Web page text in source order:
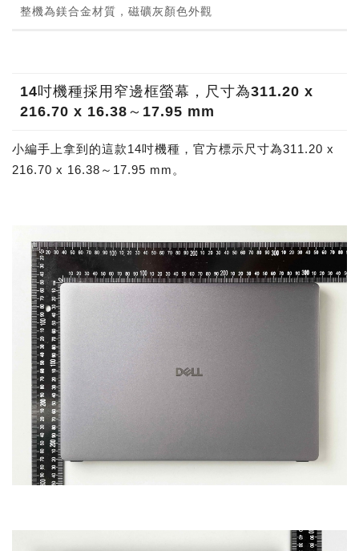
整機為鎂合金材質，磁礦灰顏色外觀
14吋機種採用窄邊框螢幕，尺寸為311.20 x
216.70 x 16.38～17.95 mm
小編手上拿到的這款14吋機種，官方標示尺寸為311.20 x
216.70 x 16.38～17.95 mm。